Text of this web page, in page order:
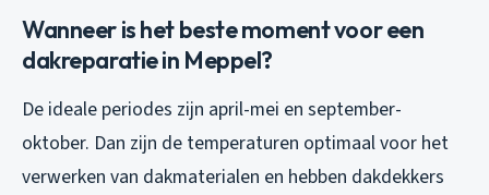
Wanneer is het beste moment voor een
dakreparatie in Meppel?
De ideale periodes zijn april-mei en september-
oktober. Dan zijn de temperaturen optimaal voor het
verwerken van dakmaterialen en hebben dakdekkers